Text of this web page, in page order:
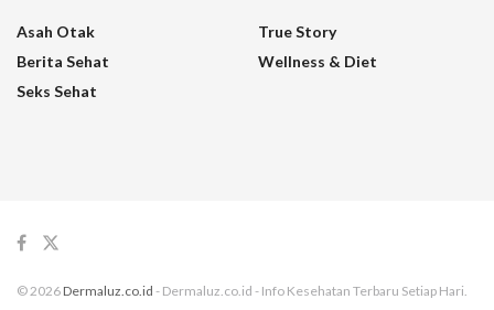
Asah Otak
Berita Sehat
Seks Sehat
True Story
Wellness & Diet
© 2026 Dermaluz.co.id - Dermaluz.co.id - Info Kesehatan Terbaru Setiap Hari.